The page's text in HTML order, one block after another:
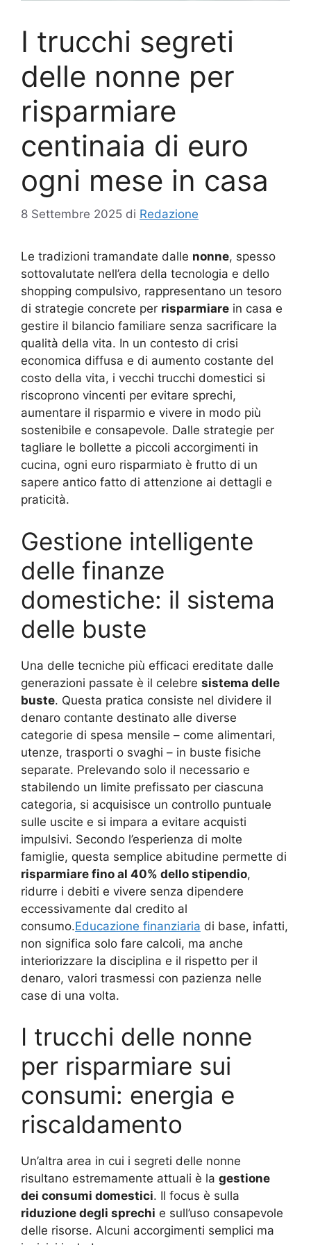
I trucchi segreti
delle nonne per
risparmiare
centinaia di euro
ogni mese in casa
8 Settembre 2025 di Redazione
Le tradizioni tramandate dalle nonne, spesso
sottovalutate nell’era della tecnologia e dello
shopping compulsivo, rappresentano un tesoro
di strategie concrete per risparmiare in casa e
gestire il bilancio familiare senza sacrificare la
qualità della vita. In un contesto di crisi
economica diffusa e di aumento costante del
costo della vita, i vecchi trucchi domestici si
riscoprono vincenti per evitare sprechi,
aumentare il risparmio e vivere in modo più
sostenibile e consapevole. Dalle strategie per
tagliare le bollette a piccoli accorgimenti in
cucina, ogni euro risparmiato è frutto di un
sapere antico fatto di attenzione ai dettagli e
praticità.
Gestione intelligente
delle finanze
domestiche: il sistema
delle buste
Una delle tecniche più efficaci ereditate dalle
generazioni passate è il celebre sistema delle
buste. Questa pratica consiste nel dividere il
denaro contante destinato alle diverse
categorie di spesa mensile – come alimentari,
utenze, trasporti o svaghi – in buste fisiche
separate. Prelevando solo il necessario e
stabilendo un limite prefissato per ciascuna
categoria, si acquisisce un controllo puntuale
sulle uscite e si impara a evitare acquisti
impulsivi. Secondo l’esperienza di molte
famiglie, questa semplice abitudine permette di
risparmiare fino al 40% dello stipendio,
ridurre i debiti e vivere senza dipendere
eccessivamente dal credito al
consumo.Educazione finanziaria di base, infatti,
non significa solo fare calcoli, ma anche
interiorizzare la disciplina e il rispetto per il
denaro, valori trasmessi con pazienza nelle
case di una volta.
I trucchi delle nonne
per risparmiare sui
consumi: energia e
riscaldamento
Un’altra area in cui i segreti delle nonne
risultano estremamente attuali è la gestione
dei consumi domestici. Il focus è sulla
riduzione degli sprechi e sull’uso consapevole
delle risorse. Alcuni accorgimenti semplici ma